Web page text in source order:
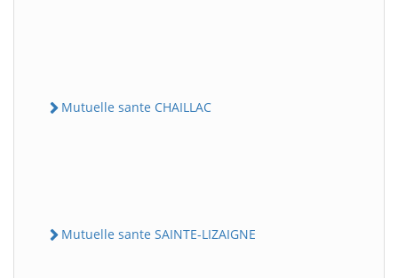
Mutuelle sante CHAILLAC
Mutuelle sante SAINTE-LIZAIGNE